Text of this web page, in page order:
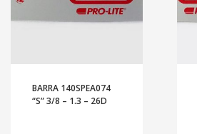
BARRA 140SPEA074
“S” 3/8 – 1.3 – 26D